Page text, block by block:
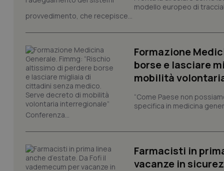
modello europeo di
provvedimento, che recepisce...
Formazione
borse e lasciare
mobilità
“Come Paese non
specifica in medicina
Conferenza...
Farmacisti in
vacanze in
tracking-sites-
tracking-enable